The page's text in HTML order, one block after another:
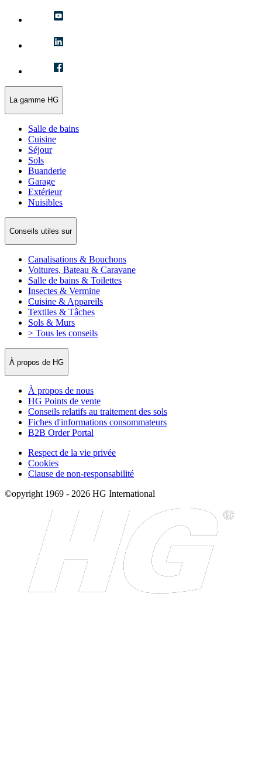
La gamme HG
Salle de bains
Cuisine
Séjour
Sols
Buanderie
Garage
Extérieur
Nuisibles
Conseils utiles sur
Canalisations & Bouchons
Voitures, Bateau & Caravane
Salle de bains & Toilettes
Insectes & Vermine
Cuisine & Appareils
Textiles & Tâches
Sols & Murs
> Tous les conseils
À propos de HG
À propos de nous
HG Points de vente
Conseils relatifs au traitement des sols
Fiches d'informations consommateurs
B2B Order Portal
Respect de la vie privée
Cookies
Clause de non-responsabilité
©opyright 1969 - 2026 HG International